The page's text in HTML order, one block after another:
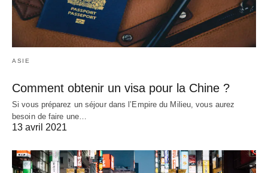
ASIE
Comment obtenir un visa pour la Chine ?
Si vous préparez un séjour dans l’Empire du Milieu, vous aurez
besoin de faire une…
13 avril 2021